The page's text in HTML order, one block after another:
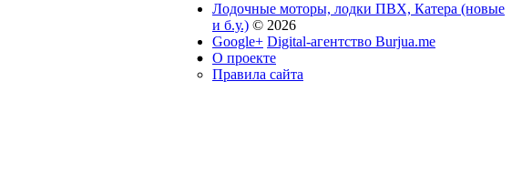
Лодочные моторы, лодки ПВХ, Катера (новые
и б.у.) © 2026
Google+ Digital-агентство Burjua.me
О проекте
Правила сайта